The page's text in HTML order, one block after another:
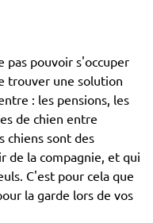
pas pouvoir s'occuper
trouver une solution
: les pensions, les
de chien entre
chiens sont des
de la compagnie, et qui
C'est pour cela que
la garde lors de vos